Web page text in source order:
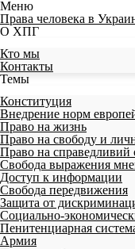
Меню
Права человека в
О ХПГ
Кто мы
Контакты
Темы
Конституция
Внедрение норм
Право на жизнь
Право на свободу и
Право на справедливий
Свобода выражения
Доступ к информации
Свобода передвижения
Защита от
Социально-
Пенитенциарная
Армия